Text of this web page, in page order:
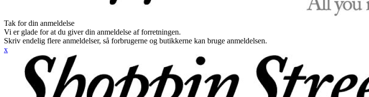
Tak for din anmeldelse
Vi er glade for at du giver din anmeldelse af forretningen.
Skriv endelig flere anmeldelser, så forbrugerne og butikkerne kan bruge anmeldelsen.
x